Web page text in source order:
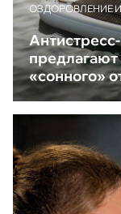
ОЗДОРОВЛЕНИЕ
«сонного»